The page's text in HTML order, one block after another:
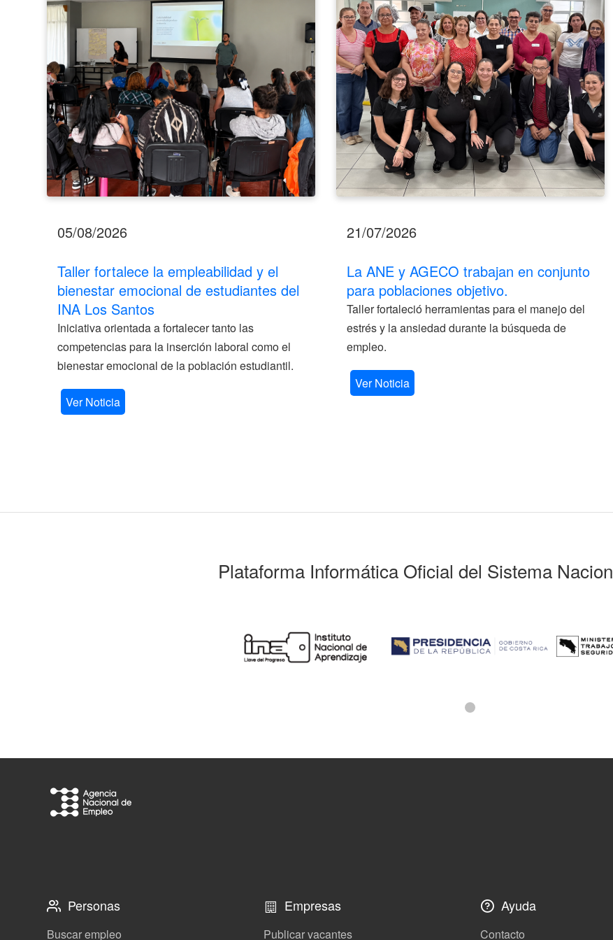
el
bienestar
emocional
de
estudiantes
del
INA
Los
Santos
05/08/2026
Taller fortalece la empleabilidad y el
bienestar emocional de estudiantes del
INA Los Santos
Iniciativa orientada a fortalecer tanto las
competencias para la inserción laboral como el
bienestar emocional de la población estudiantil.
Ver Noticia
en
conjunto
para
poblaciones
objetivo.
21/07/2026
La ANE y AGECO trabajan en conjunto
para poblaciones objetivo.
Taller fortaleció herramientas para el manejo del
estrés y la ansiedad durante la búsqueda de
empleo.
Ver Noticia
Plataforma Informática Oficial del Sistema
Personas
Buscar empleo
Empresas
Publicar vacantes
Ayuda
Contacto